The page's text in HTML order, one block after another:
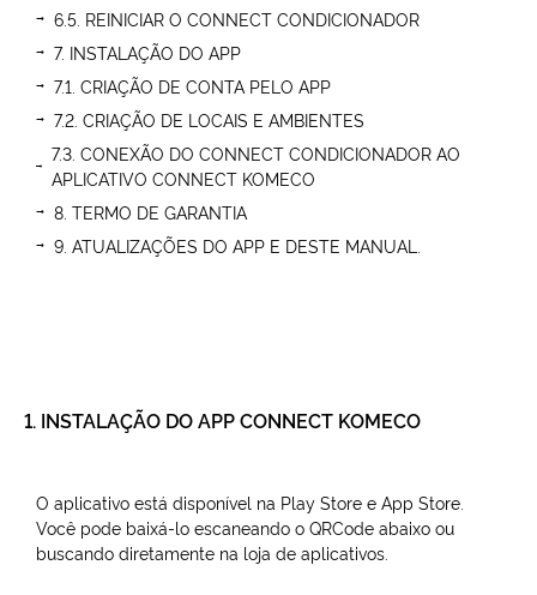
6.5. REINICIAR O CONNECT CONDICIONADOR
7. INSTALAÇÃO DO APP
7.1. CRIAÇÃO DE CONTA PELO APP
7.2. CRIAÇÃO DE LOCAIS E AMBIENTES
7.3. CONEXÃO DO CONNECT CONDICIONADOR AO
APLICATIVO CONNECT KOMECO
8. TERMO DE GARANTIA
9. ATUALIZAÇÕES DO APP E DESTE MANUAL.
1. INSTALAÇÃO DO APP CONNECT KOMECO
O aplicativo está disponível na Play Store e App Store.
Você pode baixá-lo escaneando o QRCode abaixo ou
buscando diretamente na loja de aplicativos.